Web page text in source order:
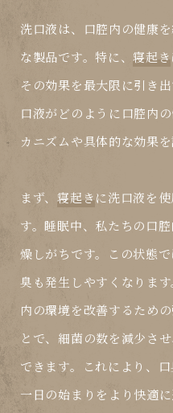
洗口液は、口腔内の健康
な製品です。特に、 寝起き
その効果を最大限に引き
口液がどのように口腔内
カニズムや具体的な効果
まず、寝起きに洗口液を
す。睡眠中、私たちの口
燥しがちです。この状態
臭も発生しやすくなりま
内の環境を改善するため
とで、細菌の数を減少さ
できます。これにより、
一日の始まりをより快適